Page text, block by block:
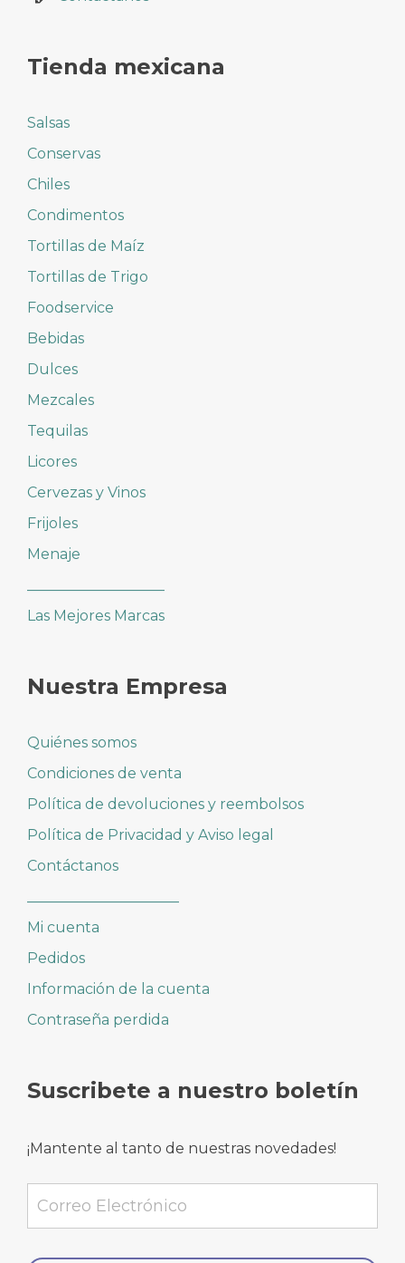
Tienda mexicana
Salsas
Conservas
Chiles
Condimentos
Tortillas de Maíz
Tortillas de Trigo
Foodservice
Bebidas
Dulces
Mezcales
Tequilas
Licores
Cervezas y Vinos
Frijoles
Menaje
Las Mejores Marcas
Nuestra Empresa
Quiénes somos
Condiciones de venta
Política de devoluciones y reembolsos
Política de Privacidad y Aviso legal
Contáctanos
Mi cuenta
Pedidos
Información de la cuenta
Contraseña perdida
Suscribete a nuestro boletín
¡Mantente al tanto de nuestras novedades!